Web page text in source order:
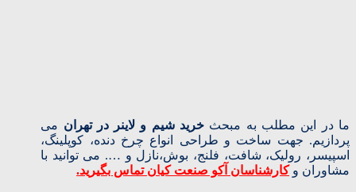
ما در این مطلب به مبحث خرید شیم و لاینر در تهران می
پردازیم. جهت ساخت و طراحی انواع چرخ دنده، کوپلینگ،
اسپیسر، رولیک، شافت، فلنج، بوش،نازل و …. می توانید با
مشاوران وکارشناسان آکو صنعت کیان تماس بگیرید.